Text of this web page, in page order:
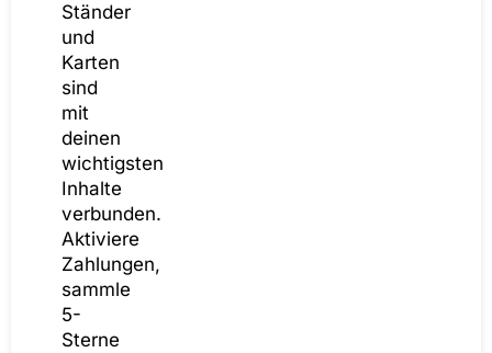
Ständer
und
Karten
sind
mit
deinen
wichtigsten
Inhalte
verbunden.
Aktiviere
Zahlungen,
sammle
5-
Sterne